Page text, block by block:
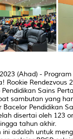
(Ahad) -
Rookie Rendezvous
Sains
sambutan yang
Pendidikan
disertai oleh 123
tahun akhir.
ini adalah untuk